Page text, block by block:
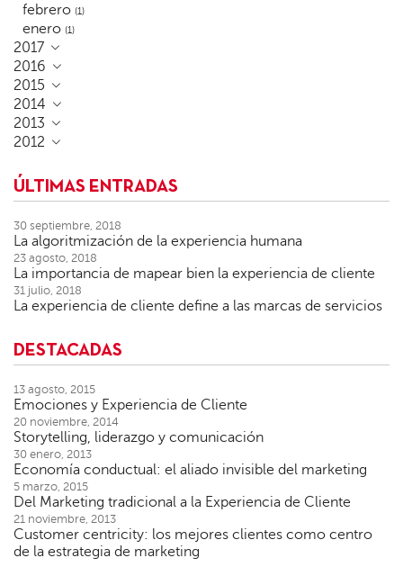
febrero (1)
enero (1)
2017
2016
2015
2014
2013
2012
ÚLTIMAS ENTRADAS
30 septiembre, 2018
La algoritmización de la experiencia humana
23 agosto, 2018
La importancia de mapear bien la experiencia de cliente
31 julio, 2018
La experiencia de cliente define a las marcas de servicios
DESTACADAS
13 agosto, 2015
Emociones y Experiencia de Cliente
20 noviembre, 2014
Storytelling, liderazgo y comunicación
30 enero, 2013
Economía conductual: el aliado invisible del marketing
5 marzo, 2015
Del Marketing tradicional a la Experiencia de Cliente
21 noviembre, 2013
Customer centricity: los mejores clientes como centro
de la estrategia de marketing